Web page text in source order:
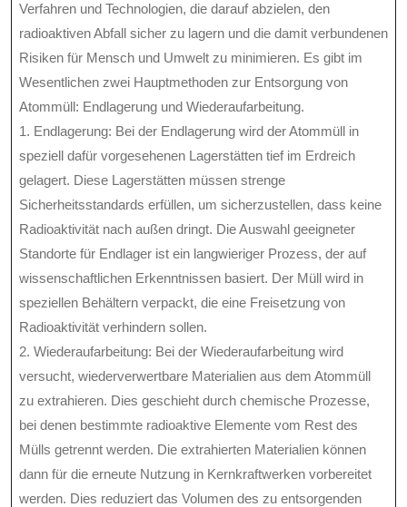
Verfahren und Technologien, die darauf abzielen, den
radioaktiven Abfall sicher zu lagern und die damit verbundenen
Risiken für Mensch und Umwelt zu minimieren. Es gibt im
Wesentlichen zwei Hauptmethoden zur Entsorgung von
Atommüll: Endlagerung und Wiederaufarbeitung.
1. Endlagerung: Bei der Endlagerung wird der Atommüll in
speziell dafür vorgesehenen Lagerstätten tief im Erdreich
gelagert. Diese Lagerstätten müssen strenge
Sicherheitsstandards erfüllen, um sicherzustellen, dass keine
Radioaktivität nach außen dringt. Die Auswahl geeigneter
Standorte für Endlager ist ein langwieriger Prozess, der auf
wissenschaftlichen Erkenntnissen basiert. Der Müll wird in
speziellen Behältern verpackt, die eine Freisetzung von
Radioaktivität verhindern sollen.
2. Wiederaufarbeitung: Bei der Wiederaufarbeitung wird
versucht, wiederverwertbare Materialien aus dem Atommüll
zu extrahieren. Dies geschieht durch chemische Prozesse,
bei denen bestimmte radioaktive Elemente vom Rest des
Mülls getrennt werden. Die extrahierten Materialien können
dann für die erneute Nutzung in Kernkraftwerken vorbereitet
werden. Dies reduziert das Volumen des zu entsorgenden